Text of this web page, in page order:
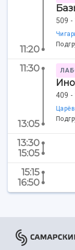
Центр
Умный дом
Сведения об
11:20
509 -
11:30
13:05
409 -
13:30
15:05
15:15
16:50